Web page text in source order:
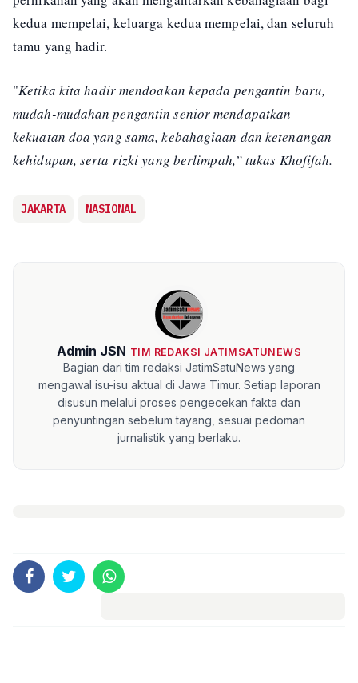
kedua mempelai, keluarga kedua mempelai, dan seluruh
tamu yang hadir.
"Ketika kita hadir mendoakan kepada pengantin baru,
mudah-mudahan pengantin senior mendapatkan
kekuatan doa yang sama, kebahagiaan dan ketenangan
kehidupan, serta rizki yang berlimpah,” tukas Khofifah.
JAKARTA NASIONAL
Admin JSN TIM REDAKSI JATIMSATUNEWS
Bagian dari tim redaksi JatimSatuNews yang
mengawal isu-isu aktual di Jawa Timur. Setiap laporan
disusun melalui proses pengecekan fakta dan
penyuntingan sebelum tayang, sesuai pedoman
jurnalistik yang berlaku.